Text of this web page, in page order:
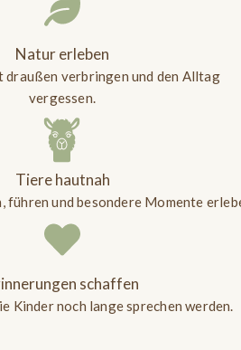
Natur erleben
draußen verbringen und den Alltag
vergessen.
Tiere hautnah
führen und besondere Momente
schaffen
Kinder noch lange sprechen werden.